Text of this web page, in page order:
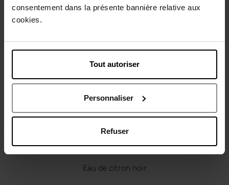
consentement dans la présente bannière relative aux
cookies.
Tout autoriser
Personnaliser
Refuser
Avis client
Vous aimerez peut-être
HERMES
Eau de citron noir